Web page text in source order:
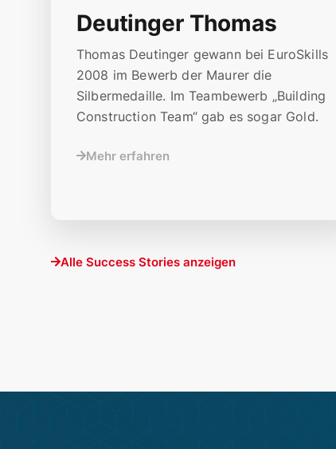
Deutinger Thomas
Thomas Deutinger gewann bei EuroSkills
2008 im Bewerb der Maurer die
Silbermedaille. Im Teambewerb „Building
Construction Team“ gab es sogar Gold.
Mehr erfahren
Alle Success Stories anzeigen